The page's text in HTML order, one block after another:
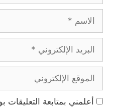
الإلكتروني
الإلكتروني
أعلمني بمتابعة التعليقات